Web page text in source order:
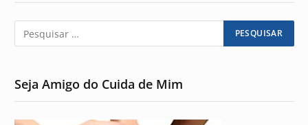
Seja Amigo do Cuida de Mim